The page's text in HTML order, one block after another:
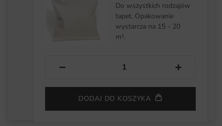
Do wszystkich rodzajów
tapet. Opakowanie
wystarcza na 15 - 20
m².
− +
DODAJ DO KOSZYKA